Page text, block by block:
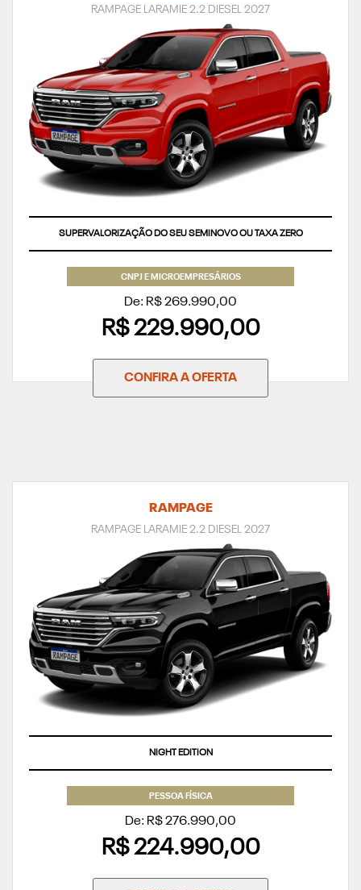
RAMPAGE LARAMIE 2.2 DIESEL 2027
APROVEITE
CNPJ E MICROEMPRESÁRIOS
De: R$ 269.990,00
R$ 229.990,00
CONFIRA A OFERTA
RAMPAGE
RAMPAGE LARAMIE 2.2 DIESEL 2027
APROVEITE
PESSOA FÍSICA
De: R$ 276.990,00
R$ 224.990,00